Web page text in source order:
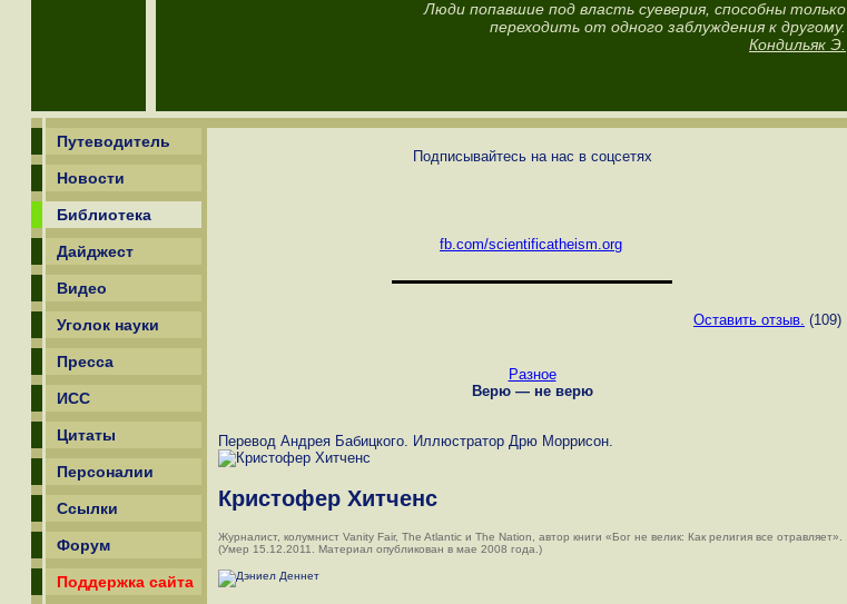
Люди попавшие под власть суеверия, способны только
переходить от одного заблуждения к другому.
Кондильяк Э.
Путеводитель
Новости
Библиотека
Дайджест
Видео
Уголок науки
Пресса
ИСС
Цитаты
Персоналии
Ссылки
Форум
Поддержка сайта
Подписывайтесь на нас в соцсетях
fb.com/scientificatheism.org
Оставить отзыв. (109)
Разное
Верю — не верю
Перевод Андрея Бабицкого. Иллюстратор Дрю Моррисон.
Кристофер Хитченс
Журналист, колумнист Vanity Fair, The Atlantic и The Nation, автор книги «Бог не велик: Как религия все отравляет».
(Умер 15.12.2011. Материал опубликован в мае 2008 года.)